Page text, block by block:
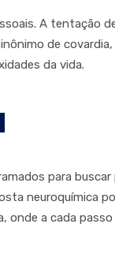
A tentação
de
da vida.
para
neuroquímica
a cada